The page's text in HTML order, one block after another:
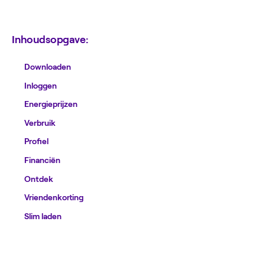
Inhoudsopgave:
Downloaden
Inloggen
Energieprijzen
Verbruik
Profiel
Financiën
Ontdek
Vriendenkorting
Slim laden